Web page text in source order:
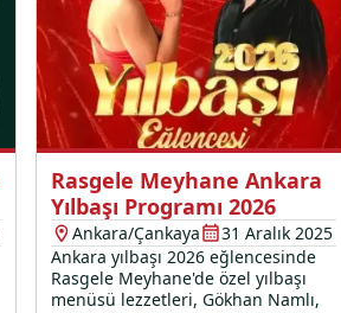
Rasgele Meyhane Ankara
Yılbaşı Programı 2026
Ankara/Çankaya
31 Aralık 2025
Ankara yılbaşı 2026 eğlencesinde
Rasgele Meyhane'de özel yılbaşı
menüsü lezzetleri, Gökhan Namlı,